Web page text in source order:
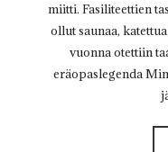
miitti. Fasiliteettien
ollut saunaa,
vuonna otettiin
eräopaslegenda